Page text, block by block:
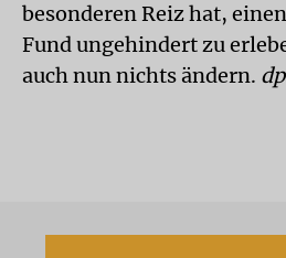
besonderen Reiz hat,
Fund ungehindert zu
auch nun nichts ändern.